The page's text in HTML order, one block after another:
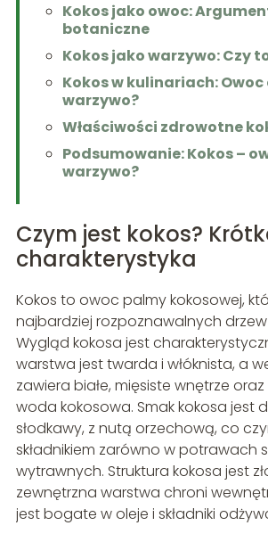
Kokos jako owoc:
botaniczne
Kokos jako warzywo: Czy
Kokos w kulinariach: Owoc
warzywo?
Właściwości zdrowotne
Podsumowanie: Kokos –
warzywo?
Czym jest kokos?
charakterystyka
Kokos to owoc palmy kokosowej,
najbardziej rozpoznawalnych
Wygląd kokosa jest
warstwa jest twarda i włóknista, a
zawiera białe, mięsiste wnętrze
woda kokosowa. Smak kokosa jest
słodkawy, z nutą orzechową, co
składnikiem zarówno w potrawach
wytrawnych. Struktura kokosa jest
zewnętrzna warstwa chroni
jest bogate w oleje i składniki